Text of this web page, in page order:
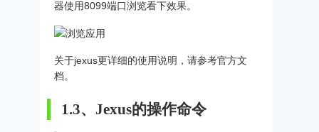
器使用8099端口浏览看下效果。
关于jexus更详细的使用说明，请参考官方文
档。
1.3、Jexus的操作命令